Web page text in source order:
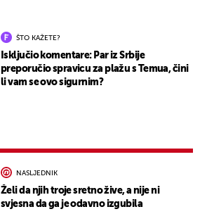
ŠTO KAŽETE?
Isključio komentare: Par iz Srbije
preporučio spravicu za plažu s Temua, čini
li vam se ovo sigurnim?
NASLJEDNIK
Želi da njih troje sretno žive, a nije ni
svjesna da ga je odavno izgubila